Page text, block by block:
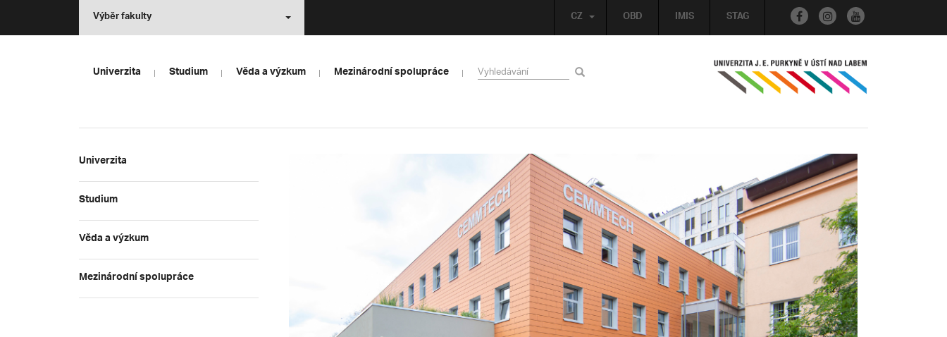
OBD IMIS STAG
CZ
Výběr fakulty
Univerzita Studium Věda a výzkum Mezinárodní spolupráce
Univerzita
Studium
Věda a výzkum
Mezinárodní spolupráce